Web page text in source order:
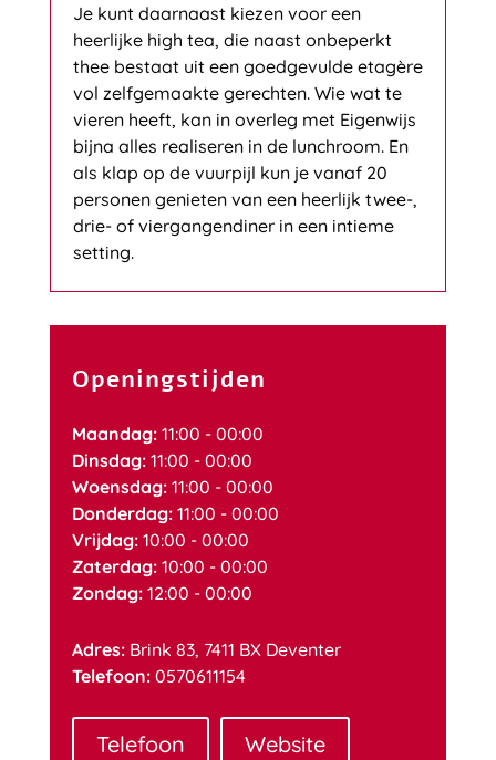
Je kunt daarnaast kiezen voor een
heerlijke high tea, die naast onbeperkt
thee bestaat uit een goedgevulde etagère
vol zelfgemaakte gerechten. Wie wat te
vieren heeft, kan in overleg met Eigenwijs
bijna alles realiseren in de lunchroom. En
als klap op de vuurpijl kun je vanaf 20
personen genieten van een heerlijk twee-,
drie- of viergangendiner in een intieme
setting.
Openingstijden
Maandag:11:00 - 00:00
Dinsdag:11:00 - 00:00
Woensdag:11:00 - 00:00
Donderdag:11:00 - 00:00
Vrijdag:10:00 - 00:00
Zaterdag:10:00 - 00:00
Zondag:12:00 - 00:00
Adres:Brink 83, 7411 BX Deventer
Telefoon:0570611154
Telefoon Website